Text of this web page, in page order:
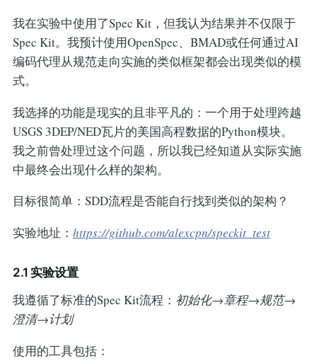
我在实验中使用了Spec Kit，但我认为结果并不仅限于
Spec Kit。我预计使用OpenSpec、BMAD或任何通过AI
编码代理从规范走向实施的类似框架都会出现类似的模
式。
我选择的功能是现实的且非平凡的：一个用于处理跨越
USGS 3DEP/NED瓦片的美国高程数据的Python模块。
我之前曾处理过这个问题，所以我已经知道从实际实施
中最终会出现什么样的架构。
目标很简单：SDD流程是否能自行找到类似的架构？
实验地址： https://github.com/alexcpn/speckit_test
2.1 实验设置
我遵循了标准的Spec Kit流程： 初始化→章程→规范→
澄清→计划
使用的工具包括：